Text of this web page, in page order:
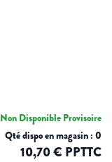
Non Disponible Provisoire
Qté dispo en magasin : 0
10,70 € PPTTC